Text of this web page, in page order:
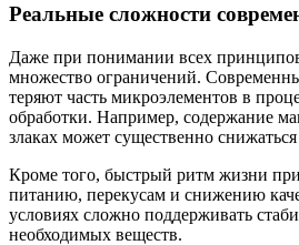
Реальные сложности
Даже при понимании всех
множество ограничений.
теряют часть микроэлементов в
обработки. Например, содержание
злаках может существенно
Кроме того, быстрый ритм жизни
питанию, перекусам и снижению
условиях сложно поддерживать
необходимых веществ.